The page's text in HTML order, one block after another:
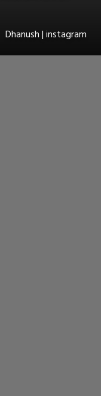
Dhanush | instagram